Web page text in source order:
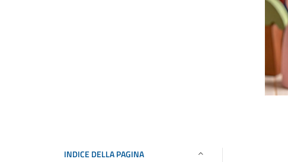
INDICE DELLA PAGINA